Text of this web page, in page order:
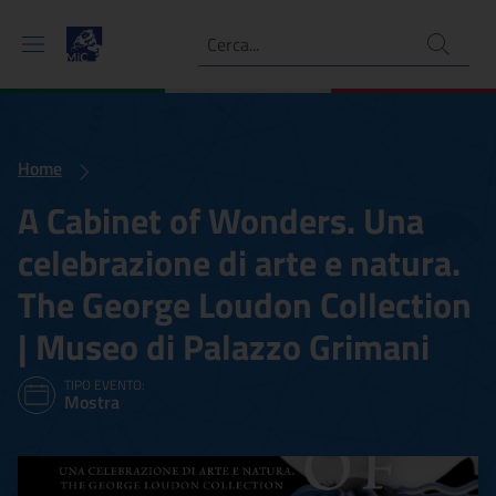
Ricerca
Home
A Cabinet of Wonders. Una
celebrazione di arte e natura.
The George Loudon Collection
| Museo di Palazzo Grimani
TIPO EVENTO:
Mostra
A Cabinet of Wonders.